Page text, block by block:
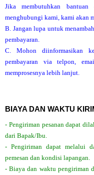
Jika membutuhkan bantuan
menghubungi kami, kami akan
B. Jangan lupa untuk
pembayaran.
C. Mohon diinformasikan
pembayaran via telpon,
memprosesnya lebih lanjut.
BIAYA DAN WAKTU
- Pengiriman pesanan dapat
dari Bapak/Ibu.
- Pengiriman dapat melalui
pemesan dan kondisi lapangan.
- Biaya dan waktu pengiriman